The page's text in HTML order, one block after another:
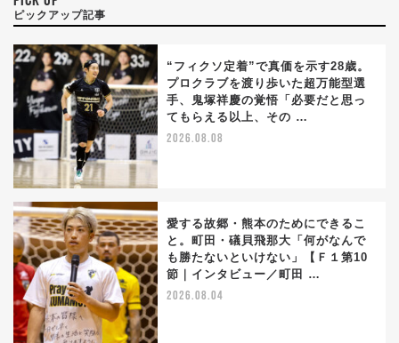
ピックアップ記事
“フィクソ定着”で真価を示す28歳。
プロクラブを渡り歩いた超万能型選
手、鬼塚祥慶の覚悟「必要だと思っ
てもらえる以上、その …
2026.08.08
愛する故郷・熊本のためにできるこ
と。町田・礒貝飛那大「何がなんで
も勝たないといけない」【Ｆ１第10
節｜インタビュー／町田 …
2026.08.04